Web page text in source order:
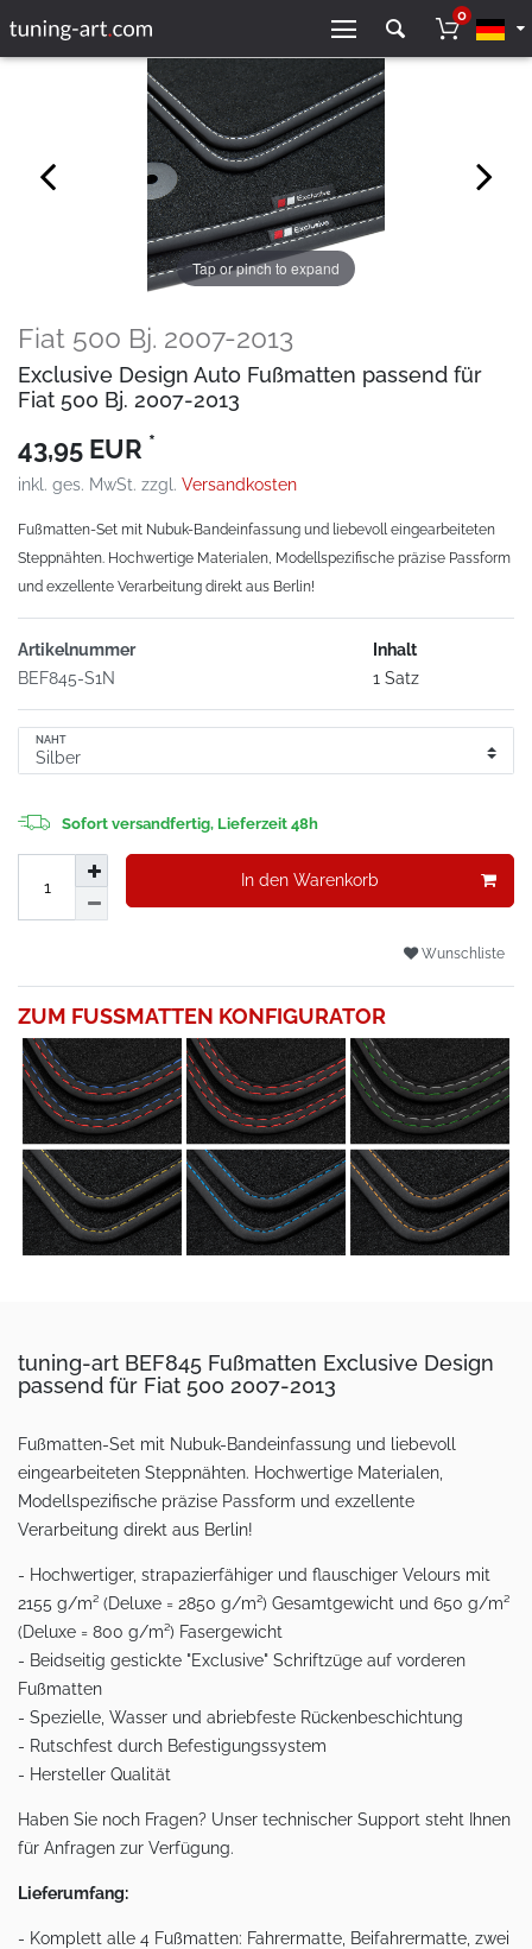
0
Tap or pinch to expand
Fiat 500 Bj. 2007-2013
Exclusive Design Auto Fußmatten passend für
Fiat 500 Bj. 2007-2013
43,95 EUR *
inkl. ges. MwSt. zzgl. Versandkosten
Fußmatten-Set mit Nubuk-Bandeinfassung und liebevoll eingearbeiteten
Steppnähten. Hochwertige Materialen, Modellspezifische präzise Passform
und exzellente Verarbeitung direkt aus Berlin!
Artikelnummer
BEF845-S1N
Inhalt
1 Satz
NAHT
Sofort versandfertig, Lieferzeit 48h
In den Warenkorb
Wunschliste
ZUM FUSSMATTEN KONFIGURATOR
tuning-art BEF845 Fußmatten Exclusive Design
passend für Fiat 500 2007-2013
Fußmatten-Set mit Nubuk-Bandeinfassung und liebevoll
eingearbeiteten Steppnähten. Hochwertige Materialen,
Modellspezifische präzise Passform und exzellente
Verarbeitung direkt aus Berlin!
- Hochwertiger, strapazierfähiger und flauschiger Velours mit
2155 g/m² (Deluxe = 2850 g/m²) Gesamtgewicht und 650 g/m²
(Deluxe = 800 g/m²) Fasergewicht
- Beidseitig gestickte "Exclusive" Schriftzüge auf vorderen
Fußmatten
- Spezielle, Wasser und abriebfeste Rückenbeschichtung
- Rutschfest durch Befestigungssystem
- Hersteller Qualität
Haben Sie noch Fragen? Unser technischer Support steht Ihnen
für Anfragen zur Verfügung.
Lieferumfang:
- Komplett alle 4 Fußmatten: Fahrermatte, Beifahrermatte, zwei